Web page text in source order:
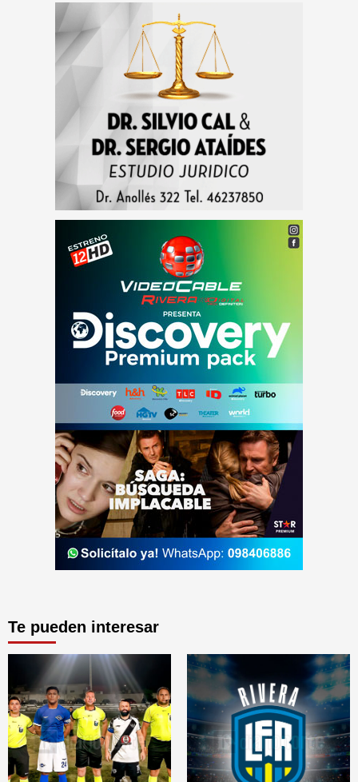
Te pueden interesar